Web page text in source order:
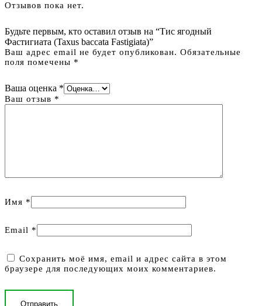
Отзывов пока нет.
Будьте первым, кто оставил отзыв на “Тис ягодный
Фастигиата (Taxus baccata Fastigiata)”
Ваш адрес email не будет опубликован. Обязательные
поля помечены *
Ваша оценка *
Ваш отзыв *
Имя *
Email *
Сохранить моё имя, email и адрес сайта в этом
браузере для последующих моих комментариев.